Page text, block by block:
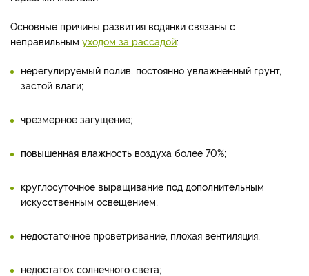
Основные причины развития водянки связаны с
неправильным уходом за рассадой:
нерегулируемый полив, постоянно увлажненный грунт,
застой влаги;
чрезмерное загущение;
повышенная влажность воздуха более 70%;
круглосуточное выращивание под дополнительным
искусственным освещением;
недостаточное проветривание, плохая вентиляция;
недостаток солнечного света;